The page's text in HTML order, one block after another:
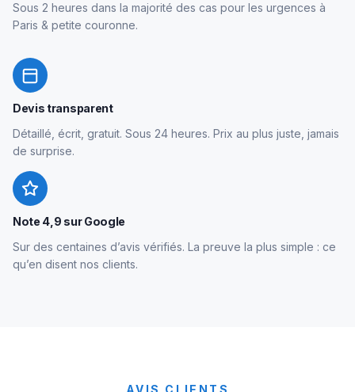
Sous 2 heures dans la majorité des cas pour les urgences à
Paris & petite couronne.
Devis transparent
Détaillé, écrit, gratuit. Sous 24 heures. Prix au plus juste, jamais
de surprise.
Note 4,9 sur Google
Sur des centaines d’avis vérifiés. La preuve la plus simple : ce
qu’en disent nos clients.